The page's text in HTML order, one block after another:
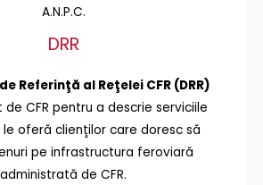
A.N.P.C.
DRR
Referinţă al Reţelei CFR (DRR)
CFR pentru a descrie serviciile
le oferă clienţilor care doresc să
pe infrastructura feroviară
administrată de CFR.